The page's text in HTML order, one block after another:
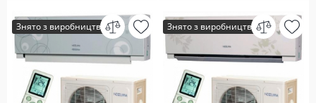
Знято з виробництва Знято з виробництва